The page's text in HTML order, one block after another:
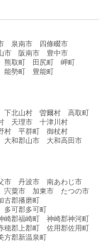
泉南市
四條畷市
市 阪南市
豊中市
熊取町 田尻町
岬町
能勢町
豊能町
下北山村 曽爾村
高取町
天理市
十津川村
村 平群町
御杖村
大和郡山市
大和高田市
市 丹波市
南あわじ市
宍粟市 加東市
たつの市
古郡播磨町
多可郡多可町
崎郡福崎町
神崎郡神河町
穂郡上郡町
佐用郡佐用町
方郡新温泉町